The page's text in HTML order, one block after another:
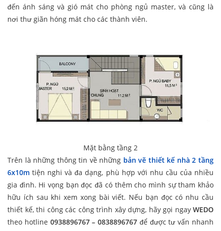
đến ánh sáng và gió mát cho phòng ngủ master, và cũng là
nơi thư giãn hóng mát cho các thành viên.
Mặt bằng tầng 2
Trên là những thông tin về những bản vẽ thiết kế nhà 2 tầng
6x10m tiện nghi và đa dạng, phù hợp với nhu cầu của nhiều
gia đình. Hi vọng bạn đọc đã có thêm cho mình sự tham khảo
hữu ích sau khi xem xong bài viết. Nếu bạn đọc có nhu cầu
thiết kế, thi công các công trình xây dựng, hãy gọi ngay WEDO
theo hotline 0938896767 –0838896767 để được tư vấn nhanh